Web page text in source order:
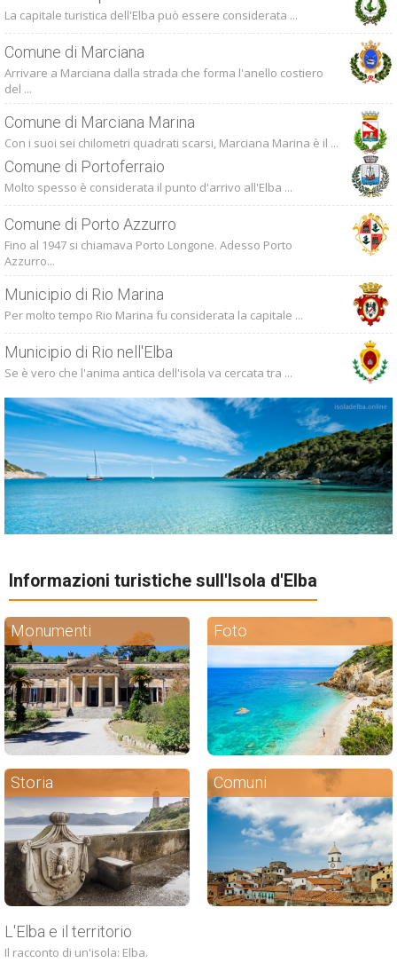
La capitale turistica dell'Elba può essere considerata ...
Comune di Marciana
Arrivare a Marciana dalla strada che forma l'anello costiero
del ...
Comune di Marciana Marina
Con i suoi sei chilometri quadrati scarsi, Marciana Marina è il ...
Comune di Portoferraio
Molto spesso è considerata il punto d'arrivo all'Elba ...
Comune di Porto Azzurro
Fino al 1947 si chiamava Porto Longone. Adesso Porto
Azzurro...
Municipio di Rio Marina
Per molto tempo Rio Marina fu considerata la capitale ...
Municipio di Rio nell'Elba
Se è vero che l'anima antica dell'isola va cercata tra ...
Informazioni turistiche sull'Isola d'Elba
Monumenti Foto
Storia Comuni
L'Elba e il territorio
Il racconto di un'isola: Elba.